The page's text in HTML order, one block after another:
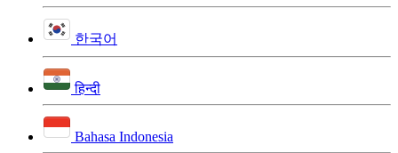
한국어
हिन्दी
Bahasa Indonesia